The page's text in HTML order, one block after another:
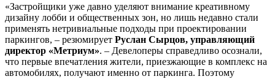
«Застройщики уже давно уделяют внимание креативному
дизайну лобби и общественных зон, но лишь недавно стали
применять нетривиальные подходы при проектировании
паркингов, – резюмирует Руслан Сырцов, управляющий
директор «Метриум». – Девелоперы справедливо осознали,
что первые впечатления жители, приезжающие в комплекс на
автомобилях, получают именно от паркинга. Поэтому